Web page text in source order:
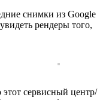
снимки из Google
рендеры того,
сервисный центр/